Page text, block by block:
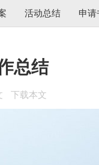
活动总结 申请
总结
下载本文